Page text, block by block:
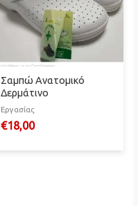
Σαμπώ Ανατομικό
Δερμάτινο
Εργασίας
€18,00